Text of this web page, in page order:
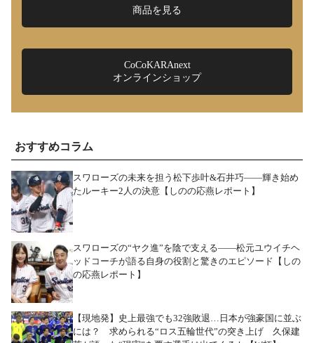
商品を見る
CoCoKARAnext
オンラインショップ
おすすめコラム
スワローズの未来を担う松下歩叶&石井巧――輝き始め
たルーキー2人の決意【しのの応燕レポート】
スワローズの“ヤク進”を陰で支える――松元ユウイチヘ
ッドコーチが語る自身の役割と驚きのエピソード【しの
の応燕レポート】
【現地発】史上最強でも32強敗退…日本が強豪国に並ぶ
には？ 求められる“ロス五輪世代”の突き上げ 久保建